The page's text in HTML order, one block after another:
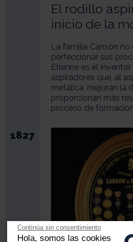
El rodillo
inicio de la
La familia Canson
perfeccionar sus
Etienne es el
aspiradores que, al
metálica, mejoran la
proporcionan más
proceso de
1827
Continúa sin consentimiento
Hola, somos las cookies